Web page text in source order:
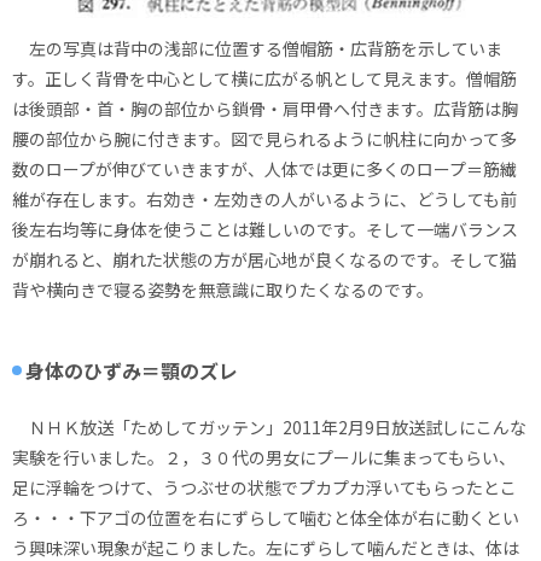
左の写真は背中の浅部に位置する僧帽筋・広背筋を示していま
す。正しく背骨を中心として横に広がる帆として見えます。僧帽筋
は後頭部・首・胸の部位から鎖骨・肩甲骨へ付きます。広背筋は胸
腰の部位から腕に付きます。図で見られるように帆柱に向かって多
数のロープが伸びていきますが、人体では更に多くのロープ＝筋繊
維が存在します。右効き・左効きの人がいるように、どうしても前
後左右均等に身体を使うことは難しいのです。そして一端バランス
が崩れると、崩れた状態の方が居心地が良くなるのです。そして猫
背や横向きで寝る姿勢を無意識に取りたくなるのです。
身体のひずみ＝顎のズレ
ＮＨＫ放送「ためしてガッテン」2011年2月9日放送試しにこんな
実験を行いました。２，３０代の男女にプールに集まってもらい、
足に浮輪をつけて、うつぶせの状態でプカプカ浮いてもらったとこ
ろ・・・下アゴの位置を右にずらして噛むと体全体が右に動くとい
う興味深い現象が起こりました。左にずらして噛んだときは、体は